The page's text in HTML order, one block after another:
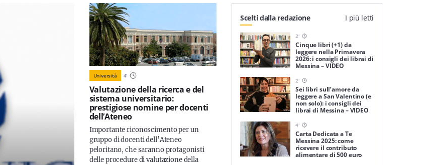
Università 4'
Valutazione della ricerca e del
sistema universitario:
prestigiose nomine per docenti
dell’Ateneo
Importante riconoscimento per un
gruppo di docenti dell’Ateneo
peloritano, che saranno protagonisti
delle procedure di valutazione della
Scelti dalla redazione I più letti
2'
Cinque libri (+1) da
leggere nella Primavera
2026: i consigli dei librai di
Messina – VIDEO
2'
Sei libri sull’amore da
leggere a San Valentino (e
non solo): i consigli dei
librai di Messina – VIDEO
4'
Carta Dedicata a Te
Messina 2025: come
ricevere il contributo
alimentare di 500 euro